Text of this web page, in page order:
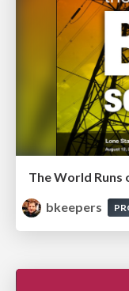
The World Runs
bkeepers